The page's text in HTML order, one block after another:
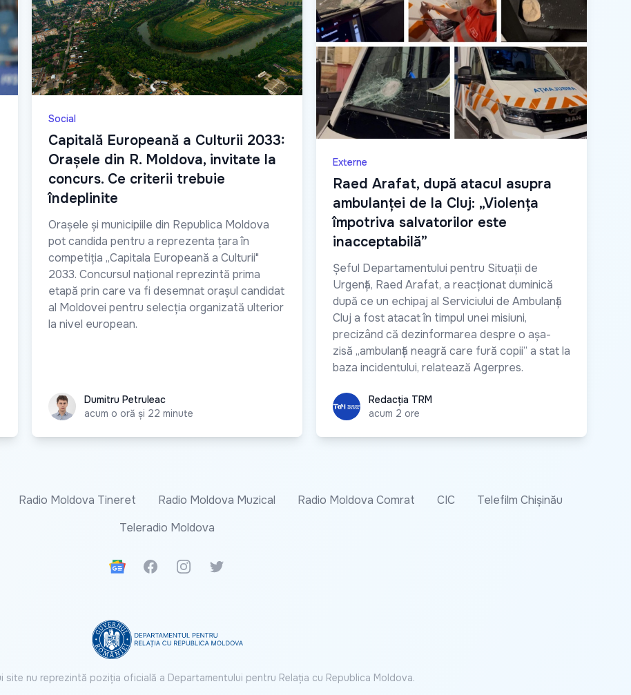
Social
Capitală Europeană a Culturii 2033:
Orașele din R. Moldova, invitate la
concurs. Ce criterii trebuie
îndeplinite
Orașele și municipiile din Republica Moldova
pot candida pentru a reprezenta țara în
competiția „Capitala Europeană a Culturii"
2033. Concursul național reprezintă prima
etapă prin care va fi desemnat orașul candidat
al Moldovei pentru selecția organizată ulterior
la nivel european.
Dumitru Petruleac
Dumitru Petruleac
acum o oră și 22 minute
Externe
Raed Arafat, după atacul asupra
ambulanței de la Cluj: „Violența
împotriva salvatorilor este
inacceptabilă”
Șeful Departamentului pentru Situații de
Urgență, Raed Arafat, a reacționat duminică
după ce un echipaj al Serviciului de Ambulanță
Cluj a fost atacat în timpul unei misiuni,
precizând că dezinformarea despre o așa-
zisă „ambulanță neagră care fură copii” a stat la
baza incidentului, relatează Agerpres.
Redacția TRM
Redacția TRM
acum 2 ore
Radio Moldova Tineret Radio Moldova Muzical Radio Moldova Comrat CIC
Telefilm Chișinău
Teleradio Moldova
Google News
FacebookInstagramTwitter
site nu reprezintă poziția oficială a Departamentului pentru Relația cu Republica Moldova.